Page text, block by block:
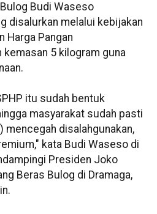
Budi Waseso
disalurkan melalui kebijakan
Harga Pangan
kemasan 5 kilogram guna
itu sudah bentuk
masyarakat sudah pasti
mencegah disalahgunakan,
kata Budi Waseso di
Presiden Joko
Beras Bulog di Dramaga,